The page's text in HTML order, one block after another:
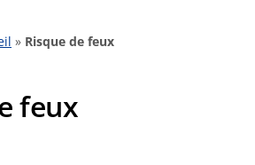
» Risque de feux
feux